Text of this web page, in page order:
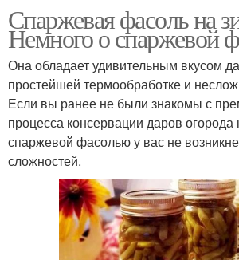
Спаржевая фасоль на
Немного о спаржевой
Она обладает удивительным вкусом
простейшей термообработке и
Если вы ранее не были знакомы с
процесса консервации даров огорода
спаржевой фасолью у вас не
сложностей.